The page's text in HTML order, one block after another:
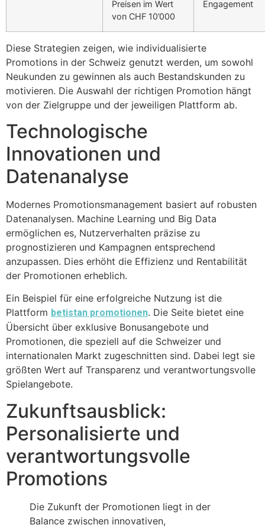
Preisen im Wert
von CHF 10’000
Engagement
Diese Strategien zeigen, wie individualisierte
Promotions in der Schweiz genutzt werden, um sowohl
Neukunden zu gewinnen als auch Bestandskunden zu
motivieren. Die Auswahl der richtigen Promotion hängt
von der Zielgruppe und der jeweiligen Plattform ab.
Technologische
Innovationen und
Datenanalyse
Modernes Promotionsmanagement basiert auf robusten
Datenanalysen. Machine Learning und Big Data
ermöglichen es, Nutzerverhalten präzise zu
prognostizieren und Kampagnen entsprechend
anzupassen. Dies erhöht die Effizienz und Rentabilität
der Promotionen erheblich.
Ein Beispiel für eine erfolgreiche Nutzung ist die
Plattform betistan promotionen. Die Seite bietet eine
Übersicht über exklusive Bonusangebote und
Promotionen, die speziell auf die Schweizer und
internationalen Markt zugeschnitten sind. Dabei legt sie
größten Wert auf Transparenz und verantwortungsvolle
Spielangebote.
Zukunftsausblick:
Personalisierte und
verantwortungsvolle
Promotions
Die Zukunft der Promotionen liegt in der
Balance zwischen innovativen,